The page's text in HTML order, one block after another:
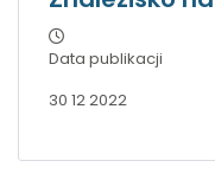
Data publikacji
30 12 2022